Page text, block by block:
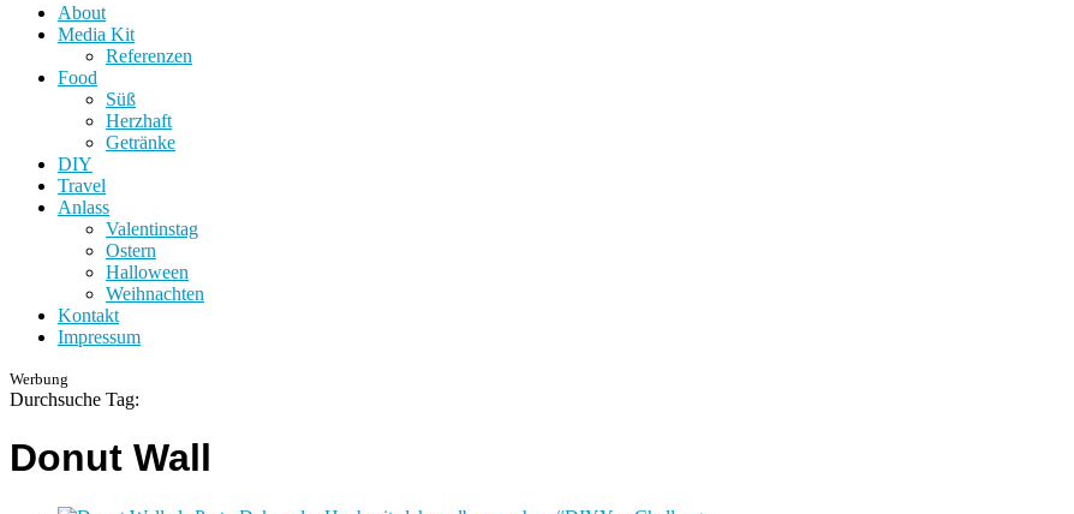
About
Media Kit
Referenzen
Food
Süß
Herzhaft
Getränke
DIY
Travel
Anlass
Valentinstag
Ostern
Halloween
Weihnachten
Kontakt
Impressum
Werbung
Durchsuche Tag:
Donut Wall